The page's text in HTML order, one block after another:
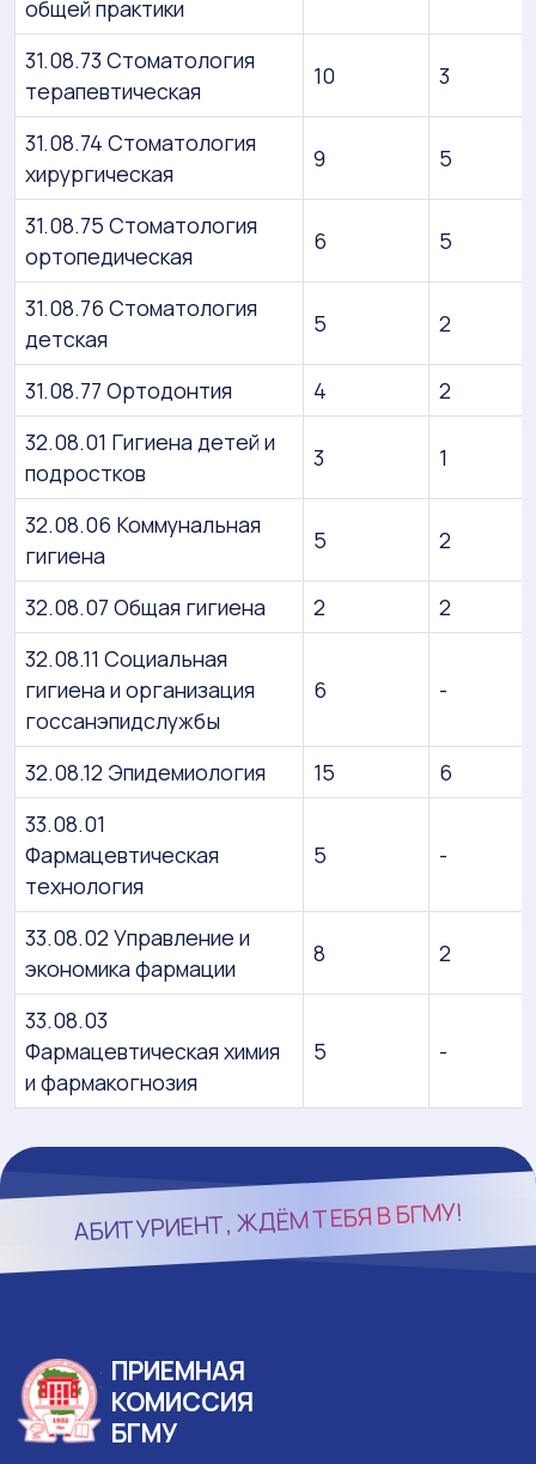
общей практики
31.08.73 Стоматология
терапевтическая
10 3
31.08.74 Стоматология
хирургическая
9 5
31.08.75 Стоматология
ортопедическая
6 5
31.08.76 Стоматология
детская
5 2
31.08.77 Ортодонтия 4
2
32.08.01 Гигиена детей и
подростков
3 1
32.08.06 Коммунальная
гигиена
5 2
32.08.07 Общая гигиена 2
2
32.08.11 Социальная
гигиена и организация
госсанэпидслужбы
6 -
32.08.12 Эпидемиология 15
6
33.08.01
Фармацевтическая
технология
5 -
33.08.02 Управление и
экономика фармации
8 2
33.08.03
Фармацевтическая химия
и фармакогнозия
5 -
АБИТУРИЕНТ, ЖДЁМ ТЕБЯ ВБГМУ!
ПРИЕМНАЯ
КОМИССИЯ
БГМУ